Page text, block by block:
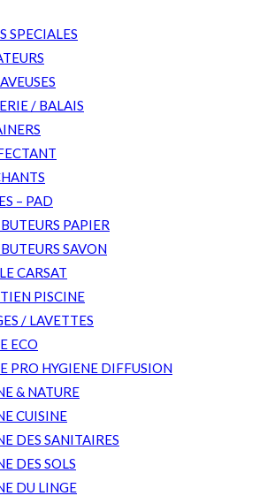
SPECIALES
/ BALAIS
– PAD
PAPIER
SAVON
CARSAT
PISCINE
/ LAVETTES
ECO
PRO HYGIENE DIFFUSION
& NATURE
CUISINE
DES SANITAIRES
DES SOLS
DU LINGE